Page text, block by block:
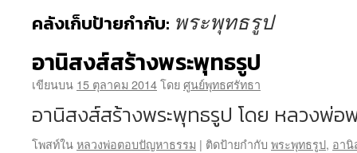
คลังเก็บป้ายกำกับ: พระพุทธรูป
อานิสงส์สร้างพระพุทธรูป
เขียนบน 15 ตุลาคม 2014โดยศูนย์พุทธศรัทธา
อานิสงส์สร้างพระพุทธรูป โดย หลวงพ่อ
โพสท์ในหลวงพ่อตอบปัญหาธรรม | ติดป้ายกำกับ พระพุทธรูป, อานิ